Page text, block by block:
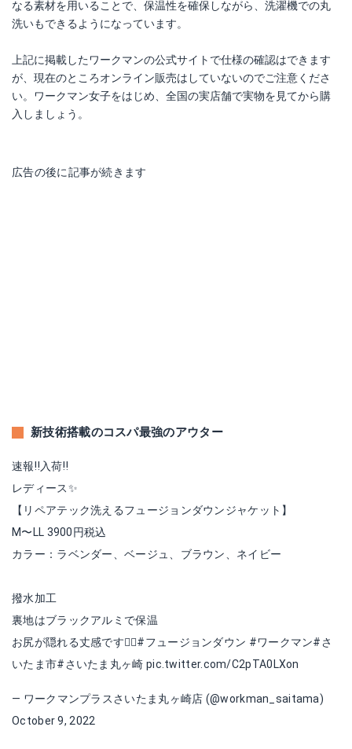
なる素材を用いることで、保温性を確保しながら、洗濯機での丸
洗いもできるようになっています。
上記に掲載したワークマンの公式サイトで仕様の確認はできます
が、現在のところオンライン販売はしていないのでご注意くださ
い。ワークマン女子をはじめ、全国の実店舗で実物を見てから購
入しましょう。
広告の後に記事が続きます
新技術搭載のコスパ最強のアウター
速報‼️入荷‼️
レディース✨
【リペアテック洗えるフュージョンダウンジャケット】
M〜LL 3900円税込
カラー：ラベンダー、ベージュ、ブラウン、ネイビー
撥水加工
裏地はブラックアルミで保温
お尻が隠れる丈感です🙋‍♀️#フュージョンダウン #ワークマン#さ
いたま市#さいたま丸ヶ崎 pic.twitter.com/C2pTA0LXon
— ワークマンプラスさいたま丸ヶ崎店 (@workman_saitama)
October 9, 2022